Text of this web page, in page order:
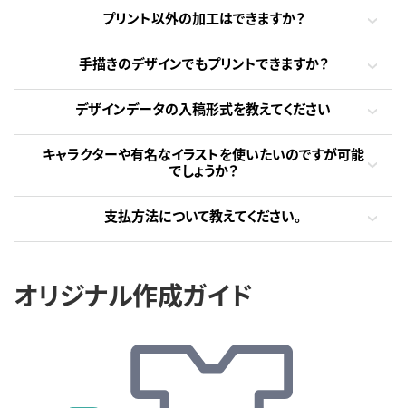
プリント以外の加工はできますか？
手描きのデザインでもプリントできますか？
デザインデータの入稿形式を教えてください
キャラクターや有名なイラストを使いたいのですが可能
でしょうか？
支払方法について教えてください。
オリジナル作成ガイド